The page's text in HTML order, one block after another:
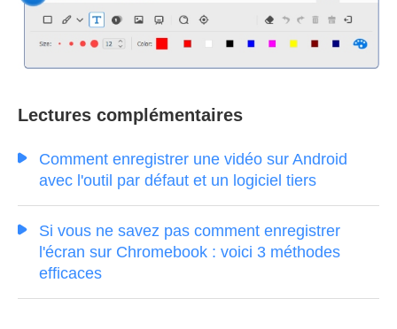
Lectures complémentaires
Comment enregistrer une vidéo sur Android
avec l'outil par défaut et un logiciel tiers
Si vous ne savez pas comment enregistrer
l'écran sur Chromebook : voici 3 méthodes
efficaces